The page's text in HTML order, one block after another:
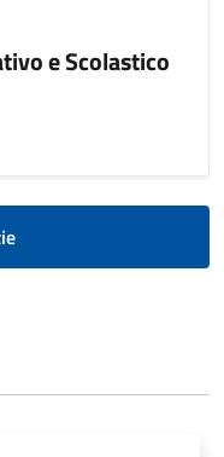
e Scolastico